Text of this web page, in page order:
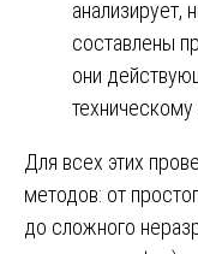
анализирует,
составлены
они
техническому
Для всех этих
методов: от
до сложного